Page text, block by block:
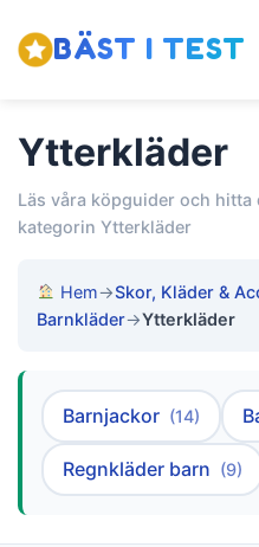
BÄST I TEST
Ytterkläder
Läs våra köpguider och
kategorin Ytterkläder
Hem→Skor, Kläder &
Barnkläder→Ytterkläder
Barnjackor (14)
Regnkläder barn (9)